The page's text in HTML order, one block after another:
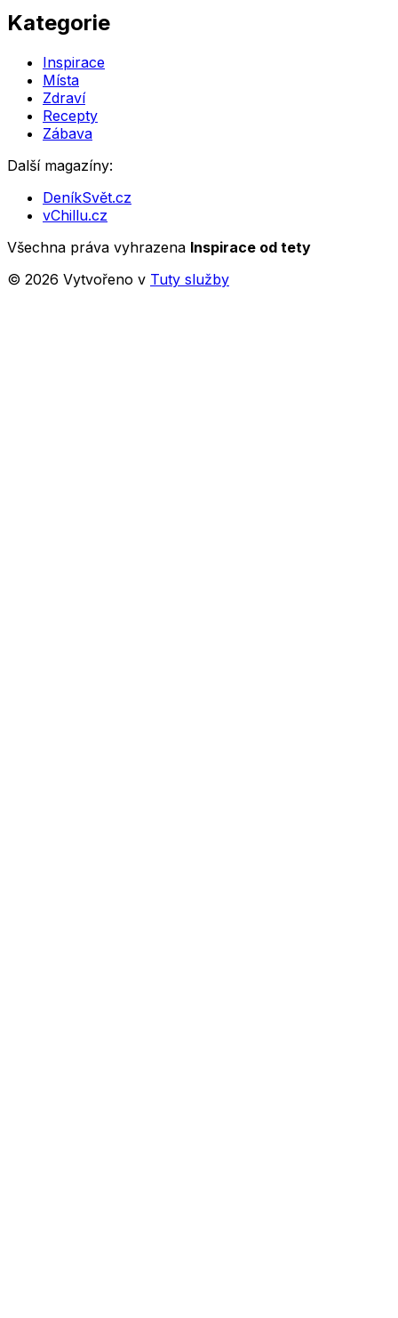
Kategorie
Inspirace
Místa
Zdraví
Recepty
Zábava
Další magazíny:
DeníkSvět.cz
vChillu.cz
Všechna práva vyhrazena Inspirace od tety
© 2026 Vytvořeno v Tuty služby